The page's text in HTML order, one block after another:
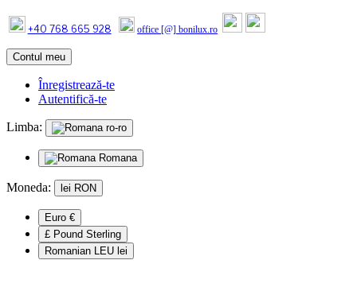
+40 768 665 928 office [@] bonilux.ro
Contul meu
Înregistrează-te
Autentifică-te
Limba: ro-ro
Romana
Moneda: lei RON
Euro €
£ Pound Sterling
Romanian LEU lei